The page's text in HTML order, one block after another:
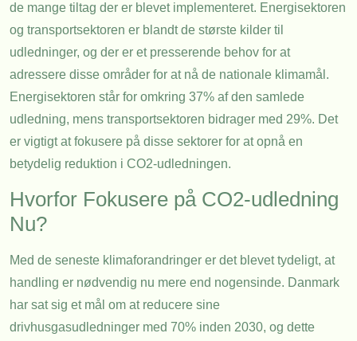
de mange tiltag der er blevet implementeret. Energisektoren
og transportsektoren er blandt de største kilder til
udledninger, og der er et presserende behov for at
adressere disse områder for at nå de nationale klimamål.
Energisektoren står for omkring 37% af den samlede
udledning, mens transportsektoren bidrager med 29%. Det
er vigtigt at fokusere på disse sektorer for at opnå en
betydelig reduktion i CO2-udledningen.
Hvorfor Fokusere på CO2-udledning
Nu?
Med de seneste klimaforandringer er det blevet tydeligt, at
handling er nødvendig nu mere end nogensinde. Danmark
har sat sig et mål om at reducere sine
drivhusgasudledninger med 70% inden 2030, og dette